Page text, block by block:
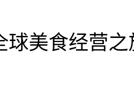
球美食经营之